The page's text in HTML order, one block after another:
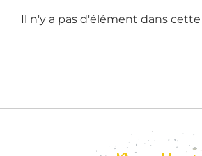
Il n'y a pas d'élément dans